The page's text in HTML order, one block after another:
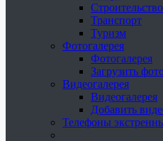
Транспорт
Туризм
Фотогалерея
Фотогалерея
Загрузить
Видеогалерея
Видеогалерея
Добавить
Телефоны